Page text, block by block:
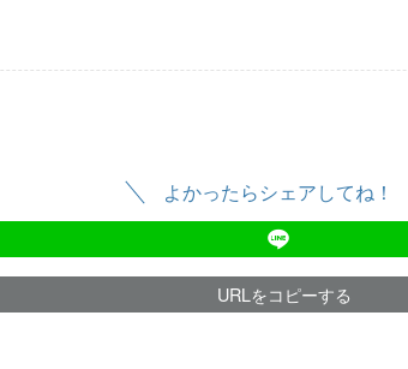
よかったらシェアしてね！
URLをコピーする